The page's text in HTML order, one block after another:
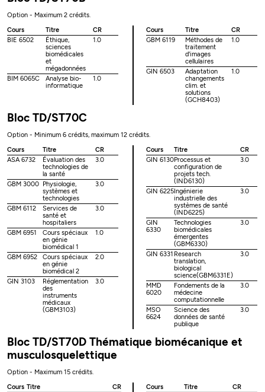
Option - Maximum 2 crédits.
Cours
Titre
CR
BIE 6502
Éthique,
sciences
biomédicales
et
mégadonnées
1.0
BIM 6065C
Analyse bio-
informatique
1.0
Cours Titre
CR
GBM 6119
Méthodes de
traitement
d'images
cellulaires
1.0
GIN 6503
Adaptation
changements
clim. et
solutions
(GCH8403)
1.0
Bloc TD/ST70C
Option - Minimum 6 crédits, maximum 12 crédits.
Cours
Titre
CR
ASA 6732
Évaluation des
technologies de
la santé
3.0
GBM 3000 Physiologie,
systèmes et
technologies
3.0
GBM 6112
Services de
santé et
hospitaliers
3.0
GBM 6951
Cours spéciaux
en génie
biomédical 1
1.0
GBM 6952
Cours spéciaux
en génie
biomédical 2
2.0
GIN 3103
Réglementation
des
instruments
médicaux
(GBM3103)
3.0
Cours Titre
CR
GIN 6130Processus et
configuration de
projets tech.
(IND6130)
3.0
GIN 6225Ingénierie
industrielle des
systèmes de santé
(IND6225)
3.0
GIN
6330
Technologies
biomédicales
émergentes
(GBM6330)
3.0
GIN 6331 Research
translation,
biological
science(GBM6331E)
3.0
MMD
6020
Fondements de la
médecine
computationnelle
3.0
MSO
6624
Science des
données de santé
publique
3.0
Bloc TD/ST70D Thématique biomécanique et
musculosquelettique
Option - Maximum 15 crédits.
Cours Titre
CR
Cours Titre
CR